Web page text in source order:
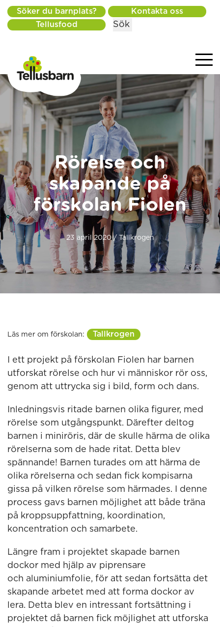
Söker du barnplats?
Kontakta oss
Tellusfood
Sök
Rörelse och
skapande på
förskolan Fiolen
23 april 2020 / Tallkrogen
Läs mer om förskolan: Tallkrogen
I ett projekt på förskolan Fiolen har barnen
utforskat rörelse och hur vi människor rör oss,
genom att uttrycka sig i bild, form och dans.
Inledningsvis ritade barnen olika figurer, med
rörelse som utgångspunkt. Därefter deltog
barnen i miniröris, där de skulle härma de olika
rörelserna som de hade ritat. Detta blev
spännande! Barnen turades om att härma de
olika rörelserna och sedan fick kompisarna
gissa på vilken rörelse som härmades. I denne
process gavs barnen möjlighet att både träna
på kroppsuppfattning, koordination,
koncentration och samarbete.
Längre fram i projektet skapade barnen
dockor med hjälp av piprensare
och aluminiumfolie, för att sedan fortsätta det
skapande arbetet med att forma dockor av
lera. Detta blev en intressant fortsättning i
projektet då barnen fick möjlighet att utforska